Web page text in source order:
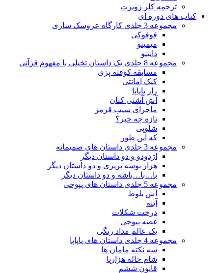
ترجمه کلر ژوبرت
کتاب های دوره ای
مجموعه 3 جلدی کارگاه عروسک سازی
فوفوکی
میمینو
دانینو
مجموعه 8 جلدی یک داستان تخیلی با مفهوم قرآنی
مسابقه کوفته پزی
کیک امانتی
راز پاپاپا
آش آشتی کنان
ماجرای سیب قرمز
تازه چه خبر؟
شلوپی
که این طور
مجموعه 3 جلدی داستان های صمیمانه
اژدودو و دو داستان دیگر
هزار بوسه پرپری و دو داستان دیگر
با…با…باشه و دو داستان دیگر
مجموعه 5 جلدی داستان های پپوچی
آش بلوط
آینه
درخت شکلات
غصه پپوچی
یک عالم مداد رنگی
مجموعه 4 جلدی داستان های پاپاپا
سه نکته مامان ها
شام خاله هزارپا
قانون ششم